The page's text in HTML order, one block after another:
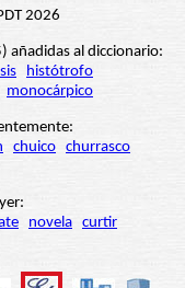
2026
añadidas al diccionario:
histótrofo
monocárpico
chuico churrasco
novela curtir